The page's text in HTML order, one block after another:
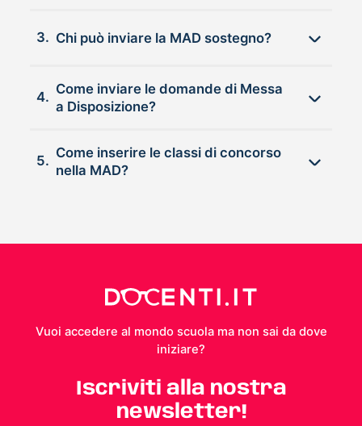
3. Chi può inviare la MAD sostegno?
4.
Come inviare le domande di Messa
a Disposizione?
5.
Come inserire le classi di concorso
nella MAD?
Vuoi accedere al mondo scuola ma non sai da dove
iniziare?
Iscriviti alla nostra
newsletter!